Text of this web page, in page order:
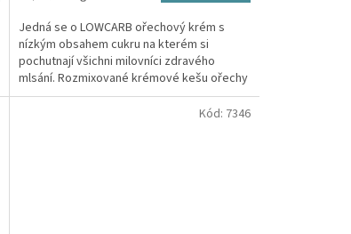
Jedná se o LOWCARB ořechový krém s
nízkým obsahem cukru na kterém si
pochutnají všichni milovníci zdravého
mlsání. Rozmixované krémové kešu ořechy
oslazený erytritolem – ten...
Kód: 7346